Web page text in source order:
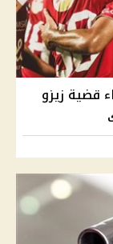
قضية زيزو